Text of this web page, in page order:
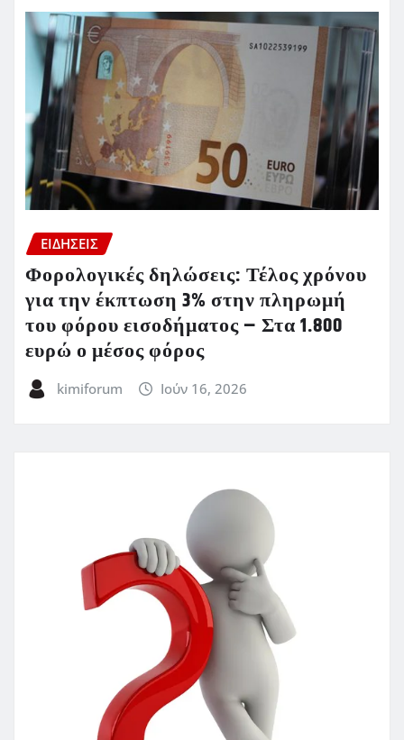
ΕΙΔΗΣΕΙΣ
Φορολογικές δηλώσεις: Τέλος χρόνου
για την έκπτωση 3% στην πληρωμή
του φόρου εισοδήματος – Στα 1.800
ευρώ ο μέσος φόρος
kimiforum Ιούν 16, 2026